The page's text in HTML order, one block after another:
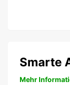
Smarte
Mehr